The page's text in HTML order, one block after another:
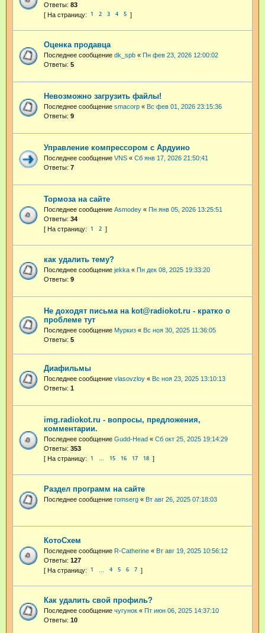
Ответы: 83
1 2 3 4 5
Оценка продавца
Последнее сообщение dk_spb « Пн фев 23, 2026 12:00:02
Ответы: 5
Невозможно загрузить файлы!
Последнее сообщение smacorp « Вс фев 01, 2026 23:15:36
Ответы: 9
Управление компрессором с Ардуино
Последнее сообщение VNS « Сб янв 17, 2026 21:50:41
Ответы: 7
Тормоза на сайте
Последнее сообщение Asmodey « Пн янв 05, 2026 13:25:51
Ответы: 34
1 2
как удалить тему?
Последнее сообщение jekka « Пн дек 08, 2025 19:33:20
Ответы: 9
Не доходят письма на kot@radiokot.ru - кратко о
проблеме тут
Последнее сообщение Муркиз « Вс ноя 30, 2025 11:36:05
Ответы: 5
Диафильмы
Последнее сообщение vlasovzloy « Вс ноя 23, 2025 13:10:13
Ответы: 1
img.radiokot.ru - вопросы, предложения,
комментарии.
Последнее сообщение Gudd-Head « Сб окт 25, 2025 19:14:29
Ответы: 353
1 … 15 16 17 18
Раздел программ на сайте
Последнее сообщение romserg « Вт авг 26, 2025 07:18:03
КотоСхем
Последнее сообщение R-Catherine « Вт авг 19, 2025 10:56:12
Ответы: 127
1 4 5 6 7
Как удалить свой профиль?
Последнее сообщение чугунок « Пт июн 06, 2025 14:37:10
Ответы: 10